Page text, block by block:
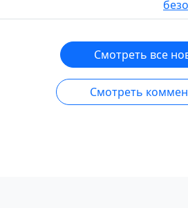
Смотреть все
Смотреть